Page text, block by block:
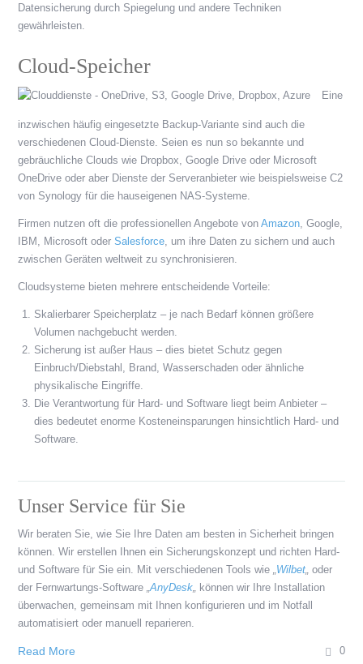
Datensicherung durch Spiegelung und andere Techniken
gewährleisten.
Cloud-Speicher
Eine
inzwischen häufig eingesetzte Backup-Variante sind auch die
verschiedenen Cloud-Dienste. Seien es nun so bekannte und
gebräuchliche Clouds wie Dropbox, Google Drive oder Microsoft
OneDrive oder aber Dienste der Serveranbieter wie beispielsweise C2
von Synology für die hauseigenen NAS-Systeme.
Firmen nutzen oft die professionellen Angebote vonAmazon , Google,
IBM, Microsoft oderSalesforce , um ihre Daten zu sichern und auch
zwischen Geräten weltweit zu synchronisieren.
Cloudsysteme bieten mehrere entscheidende Vorteile:
Skalierbarer Speicherplatz – je nach Bedarf können größere
Volumen nachgebucht werden.
Sicherung ist außer Haus – dies bietet Schutz gegen
Einbruch/Diebstahl, Brand, Wasserschaden oder ähnliche
physikalische Eingriffe.
Die Verantwortung für Hard- und Software liegt beim Anbieter –
dies bedeutet enorme Kosteneinsparungen hinsichtlich Hard- und
Software.
Unser Service für Sie
Wir beraten Sie, wie Sie Ihre Daten am besten in Sicherheit bringen
können. Wir erstellen Ihnen ein Sicherungskonzept und richten Hard-
und Software für Sie ein. Mit verschiedenen Tools wie Wilbet oder
der Fernwartungs-Software „AnyDesk
können wir Ihre Installation
überwachen, gemeinsam mit Ihnen konfigurieren und im Notfall
automatisiert oder manuell reparieren.
Read More 0